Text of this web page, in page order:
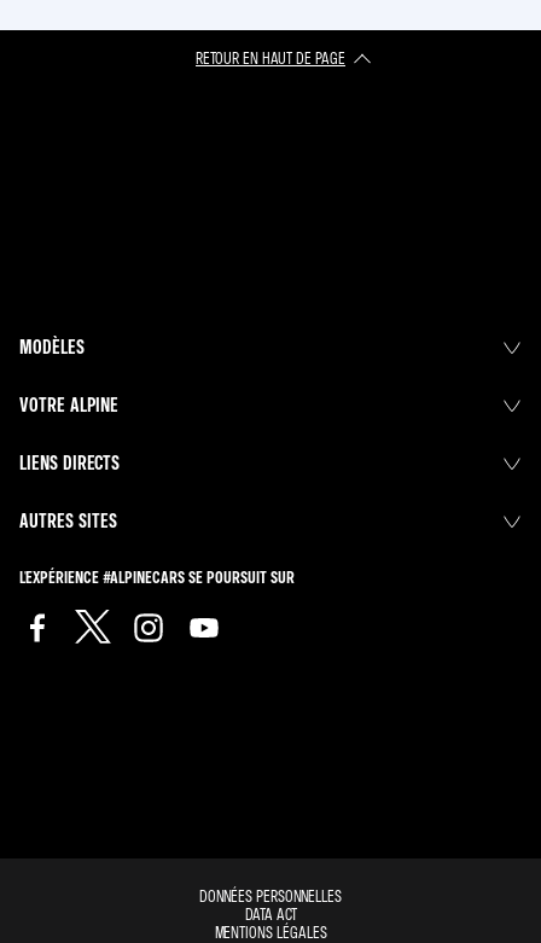
RETOUR EN HAUT DE PAGE​
MODÈLES
VOTRE ALPINE
LIENS DIRECTS
AUTRES SITES
L'EXPÉRIENCE #ALPINECARS SE POURSUIT SUR
DONNÉES PERSONNELLES
DATA ACT
MENTIONS LÉGALES